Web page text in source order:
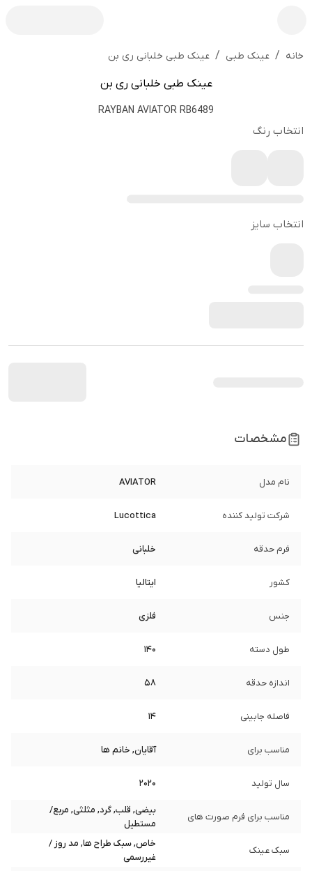
خانه / عینک طبی / عینک طبی خلبانی ری بن
عینک طبی خلبانی ری بن
RAYBAN AVIATOR RB6489
انتخاب رنگ
انتخاب سایز
مشخصات
نام مدل AVIATOR
شرکت تولید کننده Lucottica
فرم حدقه خلبانی
کشور ایتالیا
جنس فلزی
طول دسته 140
اندازه حدقه 58
فاصله جابینی 14
مناسب برای آقایان, خانم ها
سال تولید 2020
مناسب برای فرم صورت های
بیضی, قلب, گرد, مثلثی, مربع/
مستطیل
سبک عینک
خاص, سبک طراح ها, مد روز /
غیررسمی